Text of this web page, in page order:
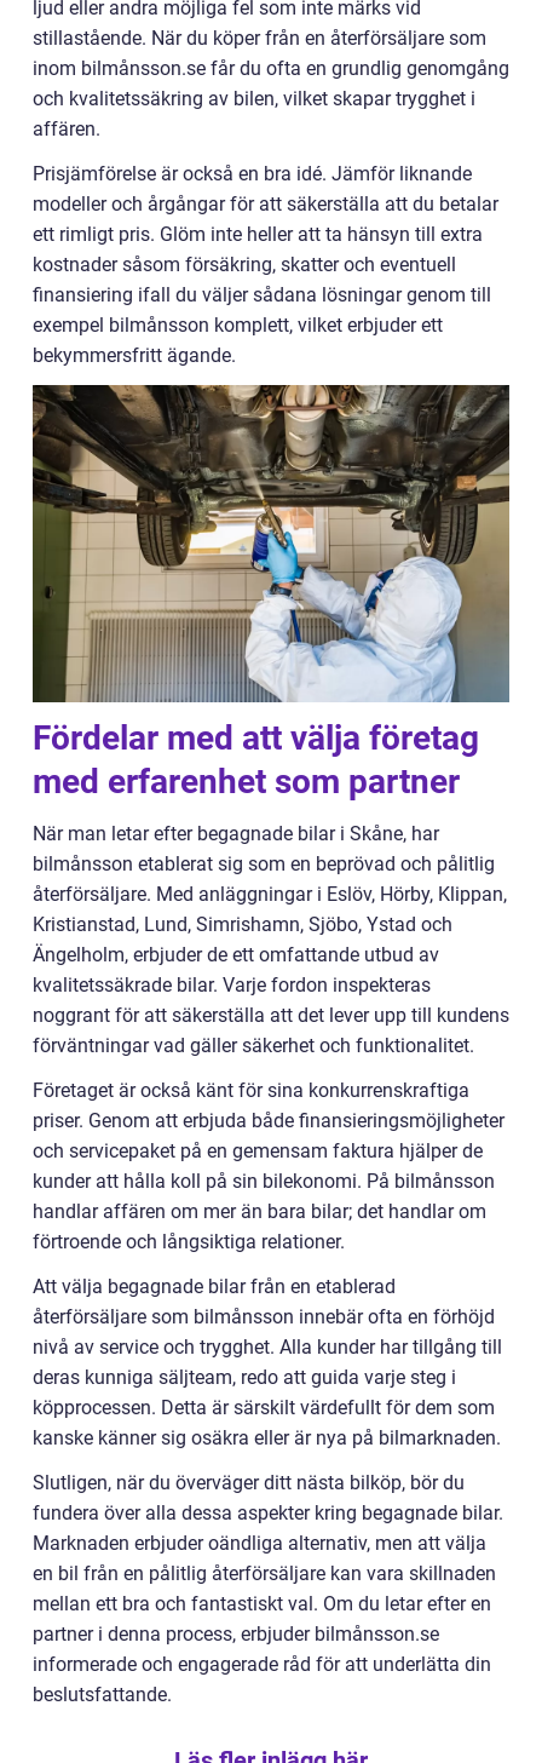
ljud eller andra möjliga fel som inte märks vid
stillastående. När du köper från en återförsäljare som
inom bilmånsson.se får du ofta en grundlig genomgång
och kvalitetssäkring av bilen, vilket skapar trygghet i
affären.
Prisjämförelse är också en bra idé. Jämför liknande
modeller och årgångar för att säkerställa att du betalar
ett rimligt pris. Glöm inte heller att ta hänsyn till extra
kostnader såsom försäkring, skatter och eventuell
finansiering ifall du väljer sådana lösningar genom till
exempel bilmånsson komplett, vilket erbjuder ett
bekymmersfritt ägande.
Fördelar med att välja företag
med erfarenhet som partner
När man letar efter begagnade bilar i Skåne, har
bilmånsson etablerat sig som en beprövad och pålitlig
återförsäljare. Med anläggningar i Eslöv, Hörby, Klippan,
Kristianstad, Lund, Simrishamn, Sjöbo, Ystad och
Ängelholm, erbjuder de ett omfattande utbud av
kvalitetssäkrade bilar. Varje fordon inspekteras
noggrant för att säkerställa att det lever upp till kundens
förväntningar vad gäller säkerhet och funktionalitet.
Företaget är också känt för sina konkurrenskraftiga
priser. Genom att erbjuda både finansieringsmöjligheter
och servicepaket på en gemensam faktura hjälper de
kunder att hålla koll på sin bilekonomi. På bilmånsson
handlar affären om mer än bara bilar; det handlar om
förtroende och långsiktiga relationer.
Att välja begagnade bilar från en etablerad
återförsäljare som bilmånsson innebär ofta en förhöjd
nivå av service och trygghet. Alla kunder har tillgång till
deras kunniga säljteam, redo att guida varje steg i
köpprocessen. Detta är särskilt värdefullt för dem som
kanske känner sig osäkra eller är nya på bilmarknaden.
Slutligen, när du överväger ditt nästa bilköp, bör du
fundera över alla dessa aspekter kring begagnade bilar.
Marknaden erbjuder oändliga alternativ, men att välja
en bil från en pålitlig återförsäljare kan vara skillnaden
mellan ett bra och fantastiskt val. Om du letar efter en
partner i denna process, erbjuder bilmånsson.se
informerade och engagerade råd för att underlätta din
beslutsfattande.